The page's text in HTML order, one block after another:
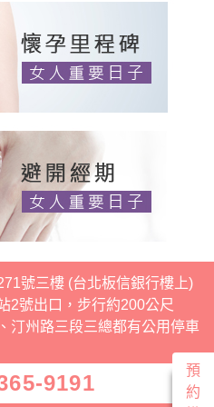
號三樓 (台北板信銀行樓上)
2號出口，步行約200公尺
汀州路三段三總都有公用停車
9191
預
約